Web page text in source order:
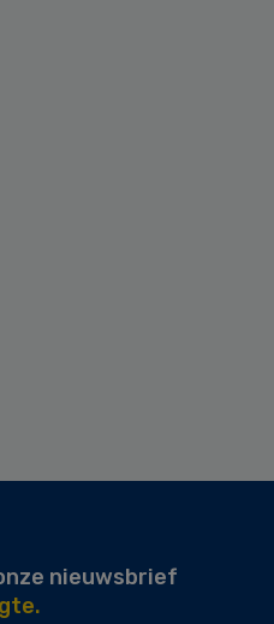
nieuwsbrief